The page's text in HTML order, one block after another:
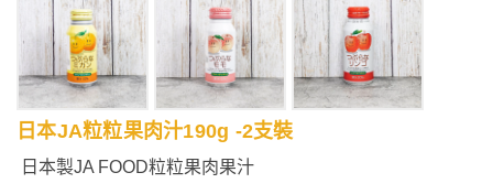
日本JA粒粒果肉汁190g -2支裝
日本製JA FOOD粒粒果肉果汁